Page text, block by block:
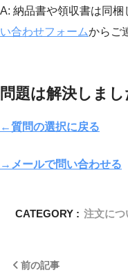
A: 納品書や領収書は同梱
い合わせフォームからご
問題は解決しまし
←質問の選択に戻る
→メールで問い合わせる
CATEGORY : 注文につ
前の記事